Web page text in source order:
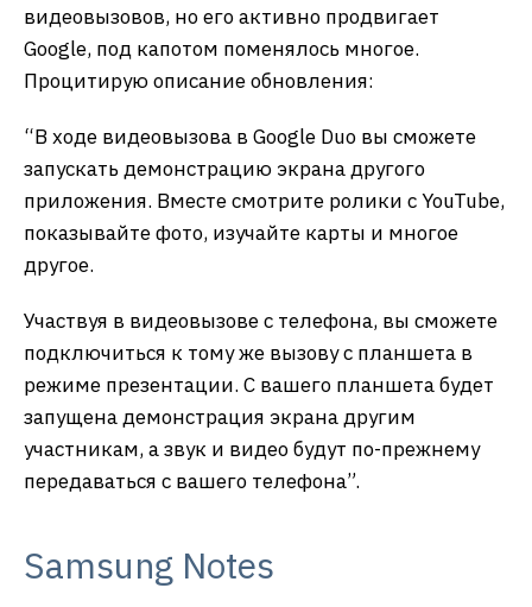
видеовызовов, но его активно продвигает
Google, под капотом поменялось многое.
Процитирую описание обновления:
“В ходе видеовызова в Google Duo вы сможете
запускать демонстрацию экрана другого
приложения. Вместе смотрите ролики с YouTube,
показывайте фото, изучайте карты и многое
другое.
Участвуя в видеовызове с телефона, вы сможете
подключиться к тому же вызову с планшета в
режиме презентации. С вашего планшета будет
запущена демонстрация экрана другим
участникам, а звук и видео будут по-прежнему
передаваться с вашего телефона”.
Samsung Notes